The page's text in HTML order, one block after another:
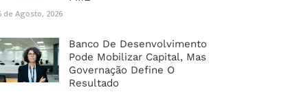
de Agosto, 2026
Banco De Desenvolvimento
Pode Mobilizar Capital, Mas
Governação Define O
Resultado